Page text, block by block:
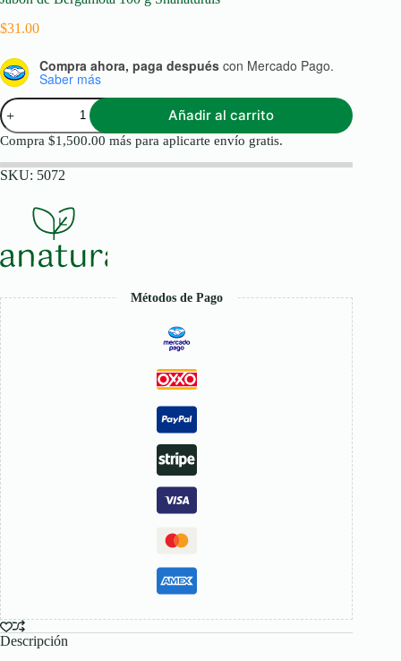
$31.00
Compra ahora, paga después con Mercado Pago.
Saber más
Jabón
de
Bergamota
100
g
Shanaturals
Añadir al carrito
Compra $1,500.00 más para aplicarte envío gratis.
SKU: 5072
Métodos de Pago
Descripción